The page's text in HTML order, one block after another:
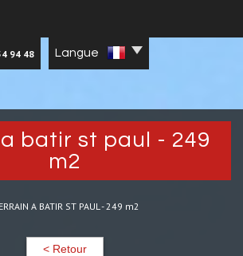
94 48 Langue
m2
A BATIR ST PAUL - 249 m2
< Retour